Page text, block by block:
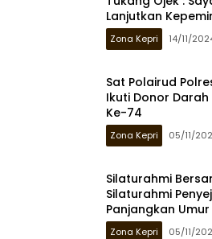
Lanjutkan
Zona Kepri 14/11/
Sat Polairud
Ikuti Donor Darah
Ke-74
Zona Kepri 05/11/
Silaturahmi
Silaturahmi
Panjangkan Umur
Zona Kepri 05/11/